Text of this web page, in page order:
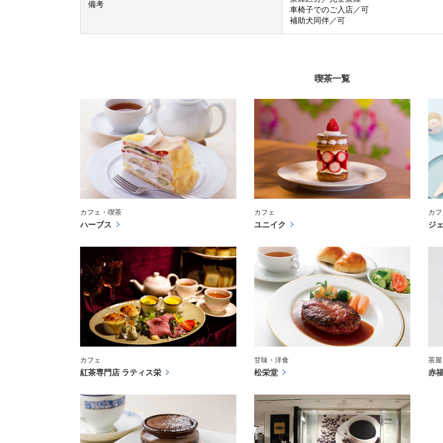
備考
車椅子でのご入店／可
補助犬同伴／可
喫茶一覧
カフェ・喫茶
ハーブス
カフェ
ユニイク
カ
ジ
カフェ
紅茶専門店 ラティス栄
甘味・洋食
松栄堂
茶屋
赤